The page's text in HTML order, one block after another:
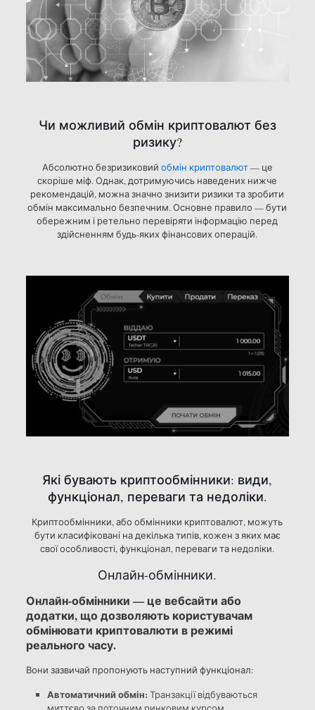
Чи можливий обмін криптовалют без
ризику?
Абсолютно безризиковий обмін криптовалют— це
скоріше міф. Однак, дотримуючись наведених нижче
рекомендацій, можна значно знизити ризики та зробити
обмін максимально безпечним. Основне правило — бути
обережним і ретельно перевіряти інформацію перед
здійсненням будь-яких фінансових операцій.
Які бувають криптообмінники: види,
функціонал, переваги та недоліки.
Криптообмінники, або обмінники криптовалют, можуть
бути класифіковані на декілька типів, кожен з яких має
свої особливості, функціонал, переваги та недоліки.
Онлайн-обмінники.
Онлайн-обмінники — це вебсайти або
додатки, що дозволяють користувачам
обмінювати криптовалюти в режимі
реального часу.
Вони зазвичай пропонують наступний функціонал:
Автоматичний обмін: Транзакції відбуваються